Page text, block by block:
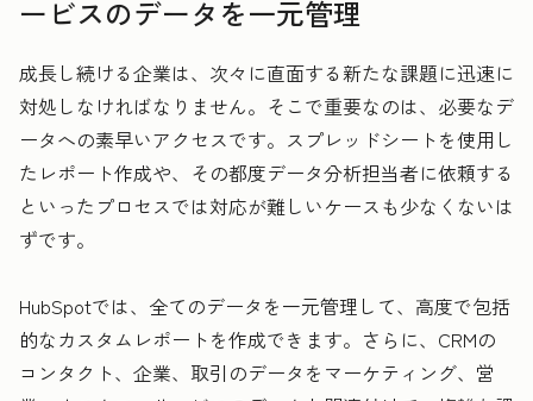
ービスのデータを一元管理
成長し続ける企業は、次々に直面する新たな課題に迅速に
対処しなければなりません。そこで重要なのは、必要なデ
ータへの素早いアクセスです。スプレッドシートを使用し
たレポート作成や、その都度データ分析担当者に依頼する
といったプロセスでは対応が難しいケースも少なくないは
ずです。
HubSpotでは、全てのデータを一元管理して、高度で包括
的なカスタムレポートを作成できます。さらに、CRMの
コンタクト、企業、取引のデータをマーケティング、営